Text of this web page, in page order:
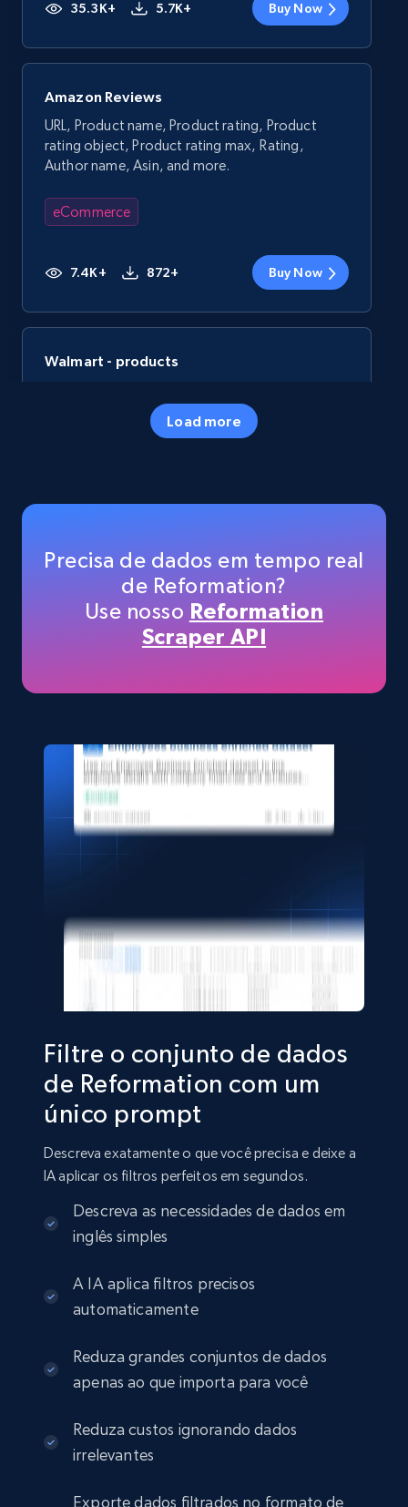
35.3K+ 5.7K+ Buy Now
Amazon Reviews
URL, Product name, Product rating, Product
rating object, Product rating max, Rating,
Author name, Asin, and more.
eCommerce
7.4K+ 872+ Buy Now
Walmart - products
Specifications, Image urls, Top reviews, and
URL, Title, Available, Description, Currency, Initial
5.4K+ 668+ Buy Now
price, Currency, In stock, Color, Size, and more.
eCommerce
Amazon sellers info
info, Stars, Feedbacks, Return policy, and more.
eCommerce
eBay
URL, Product id, Title, Seller name, Seller rating,
more.
Load more
Precisa de dados em tempo real
de Reformation?
Use nosso Reformation
Scraper API
Filtre o conjunto de dados
de Reformation com um
único prompt
Descreva exatamente o que você precisa e deixe a
IA aplicar os filtros perfeitos em segundos.
Descreva as necessidades de dados em
inglês simples
A IA aplica filtros precisos
automaticamente
Reduza grandes conjuntos de dados
apenas ao que importa para você
Reduza custos ignorando dados
irrelevantes
Exporte dados filtrados no formato de